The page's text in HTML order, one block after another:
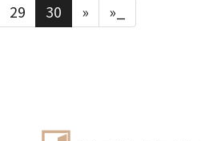
29
30 » »_